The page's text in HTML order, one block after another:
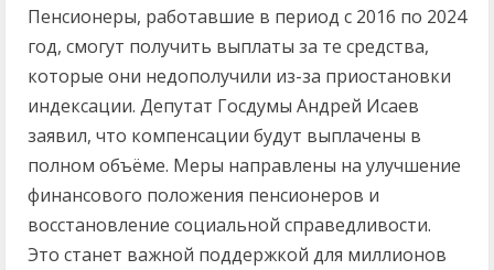
Пенсионеры, работавшие в период с 2016 по 2024
год, смогут получить выплаты за те средства,
которые они недополучили из-за приостановки
индексации. Депутат Госдумы Андрей Исаев
заявил, что компенсации будут выплачены в
полном объёме. Меры направлены на улучшение
финансового положения пенсионеров и
восстановление социальной справедливости.
Это станет важной поддержкой для миллионов